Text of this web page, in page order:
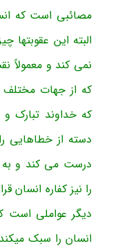
مصائبی است که
البته این عقوبتها
نمی کند و معمولاً
که از جهات مختلف
که خداوند تبارک
دسته از خطاهایی
درست می کند و به
را نیز کفاره انسان
دیگر عواملی است
انسان را سبک